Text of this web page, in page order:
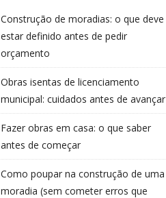
Construção de moradias: o que deve
estar definido antes de pedir
orçamento
Obras isentas de licenciamento
municipal: cuidados antes de avançar
Fazer obras em casa: o que saber
antes de começar
Como poupar na construção de uma
moradia (sem cometer erros que